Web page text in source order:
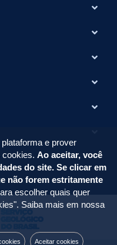
e prover
cookies. Ao aceitar, você
do site. Se clicar em
não forem estritamente
escolher quais quer
Saiba mais em nossa
Aceitar cookies